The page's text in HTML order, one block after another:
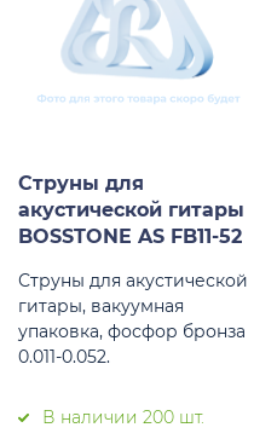
Струны для
акустической гитары
BOSSTONE AS FB11-52
Струны для акустической
гитары, вакуумная
упаковка, фосфор бронза
0.011-0.052.
В наличии 200 шт.